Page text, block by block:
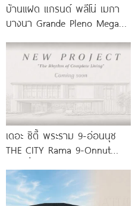
บ้านแฝด แกรนด์ พลีโน่ เมกา
บางนา Grande Pleno Mega
เดอะ ซิตี้ พระราม 9-อ่อนนุช
THE CITY Rama 9-Onnut